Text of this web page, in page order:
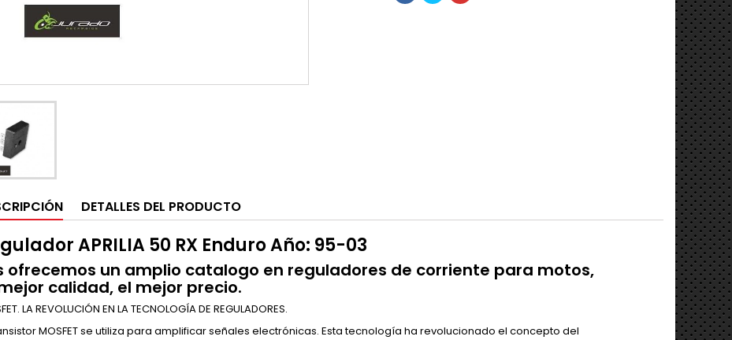
DETALLES DEL PRODUCTO
APRILIA 50 RX Enduro Año: 95-03
ofrecemos un amplio catalogo en reguladores de corriente para motos,
calidad, el mejor precio.
LA REVOLUCIÓN EN LA TECNOLOGÍA DE REGULADORES.
MOSFET se utiliza para amplificar señales electrónicas. Esta tecnología ha revolucionado el concepto del